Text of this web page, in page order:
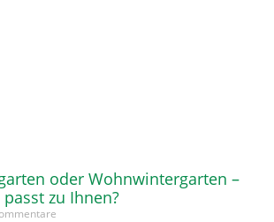
oder Wohnwintergarten –
zu Ihnen?